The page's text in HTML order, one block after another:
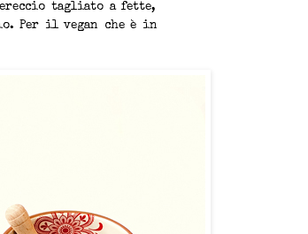
tagliato a fette,
Per il vegan che è in